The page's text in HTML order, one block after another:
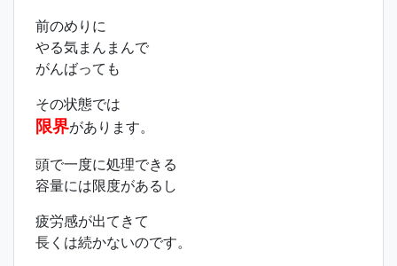
前のめりに
やる気まんまんで
がんばっても
その状態では
限界があります。
頭で一度に処理できる
容量には限度があるし
疲労感が出てきて
長くは続かないのです。